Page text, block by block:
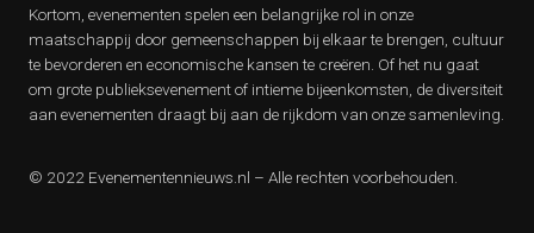
Kortom, evenementen spelen een belangrijke rol in onze
maatschappij door gemeenschappen bij elkaar te brengen, cultuur
te bevorderen en economische kansen te creëren. Of het nu gaat
om grote publieksevenement of intieme bijeenkomsten, de diversiteit
aan evenementen draagt bij aan de rijkdom van onze samenleving.
© 2022 Evenementennieuws.nl – Alle rechten voorbehouden.